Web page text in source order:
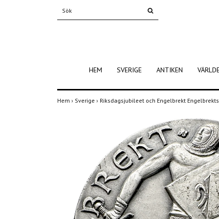
HEM SVERIGE ANTIKEN
Hem › Sverige › Riksdagsjubileet och Engelbrekt